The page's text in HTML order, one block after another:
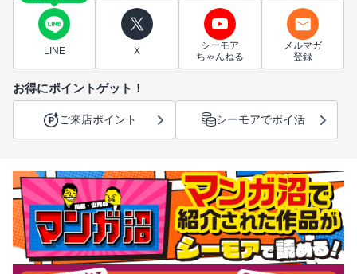
LINE X
シーモア
ちゃんねる
メルマガ
登録
お得にポイントゲット！
ご来店ポイント シーモアでポイ活